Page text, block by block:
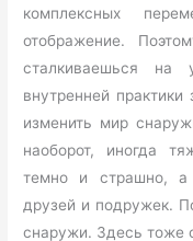
комплексных
отображение.
сталкиваешься
внутренней
изменить мир
наоборот, иногда
темно и страшно, а
друзей и подружек.
снаружи. Здесь тоже